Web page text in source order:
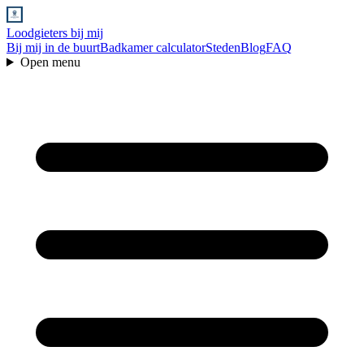
Loodgieters bij mij
Bij mij in de buurtBadkamer calculatorStedenBlogFAQ
Open menu